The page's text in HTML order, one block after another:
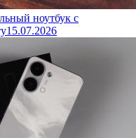
ноутбук с
15.07.2026